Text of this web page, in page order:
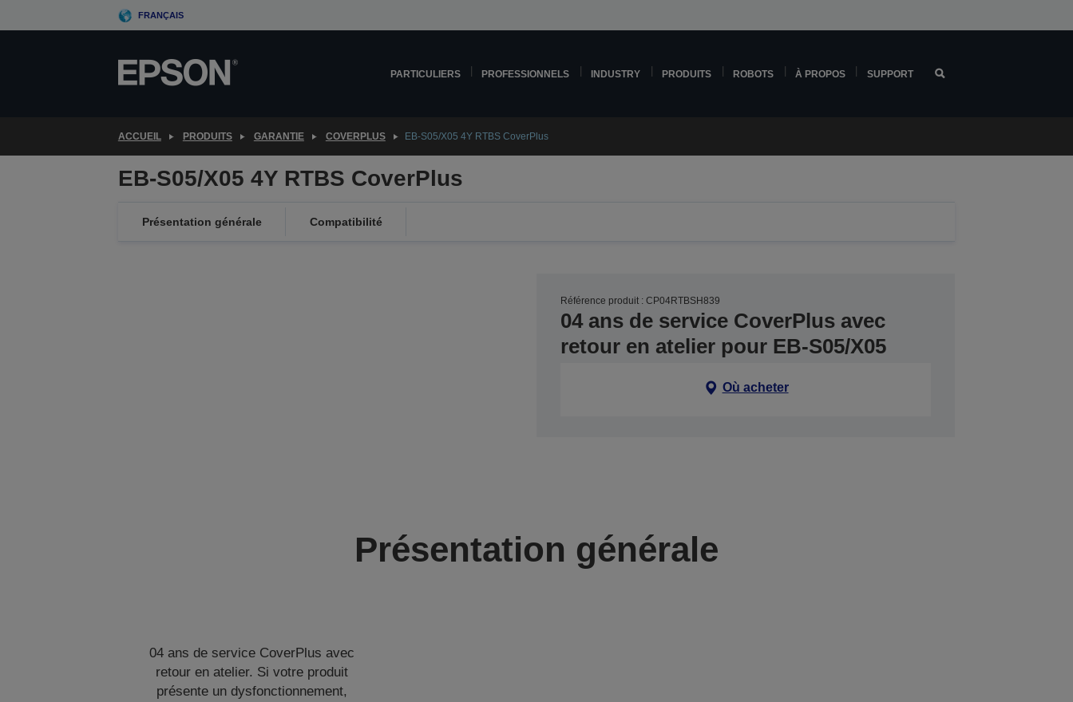
to
FRANÇAIS
PARTICULIERS PROFESSIONNELS INDUSTRY PRODUITS ROBOTS À PROPOS SUPPORT
ACCUEIL PRODUITS GARANTIE COVERPLUS EB-S05/X05 4Y RTBS CoverPlus
EB-S05/X05 4Y RTBS CoverPlus
Présentation générale Compatibilité
Référence produit : CP04RTBSH839
04 ans de service CoverPlus avec
retour en atelier pour EB-S05/X05
Où acheter
Présentation générale
04 ans de service CoverPlus avec
retour en atelier. Si votre produit
présente un dysfonctionnement,